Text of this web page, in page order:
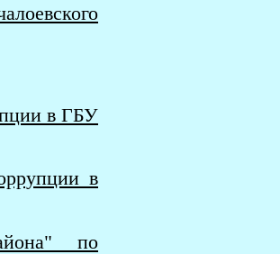
в ГБУ
в
по